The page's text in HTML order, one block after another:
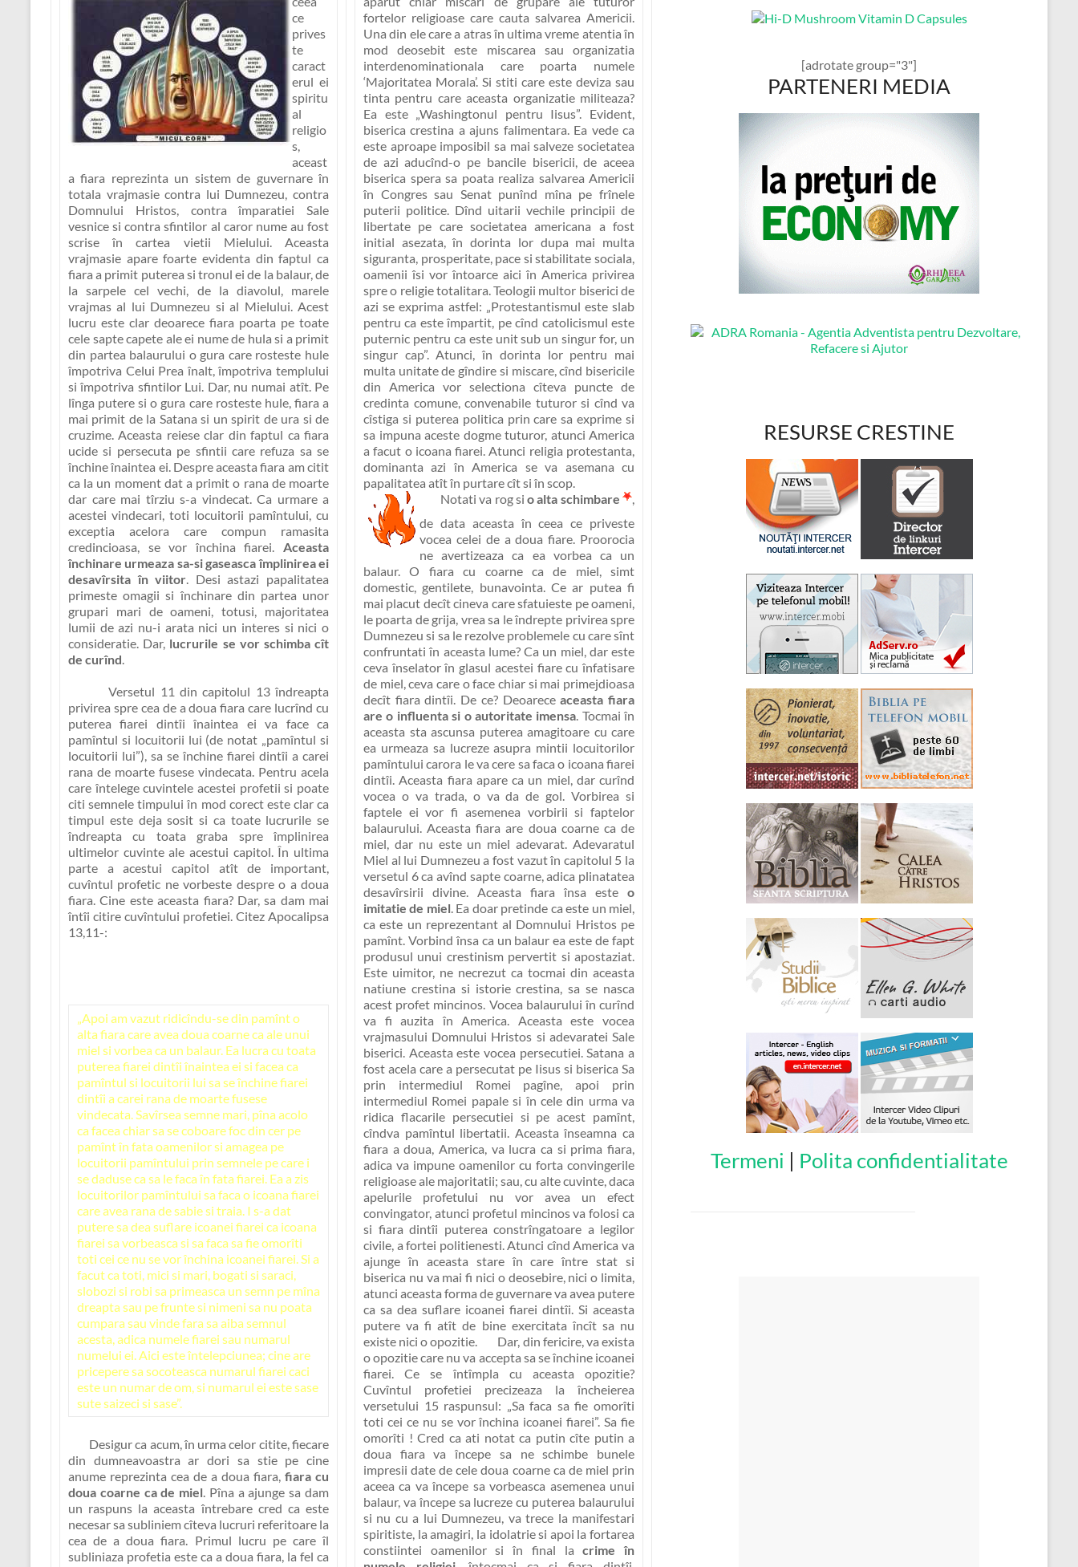
ce
prives
te
caract
erul ei
spiritu
al
religio
s,
aceast
a fiara reprezinta un sistem de guvernare în
totala vrajmasie contra lui Dumnezeu, contra
Domnului Hristos, contra împaratiei Sale
vesnice si contra sfintilor al caror nume au fost
scrise în cartea vietii Mielului. Aceasta
vrajmasie apare foarte evidenta din faptul ca
fiara a primit puterea si tronul ei de la balaur, de
la sarpele cel vechi, de la diavolul, marele
vrajmas al lui Dumnezeu si al Mielului. Acest
lucru este clar deoarece fiara poarta pe toate
cele sapte capete ale ei nume de hula si a primit
din partea balaurului o gura care rosteste hule
împotriva Celui Prea înalt, împotriva templului
si împotriva sfintilor Lui. Dar, nu numai atît. Pe
lînga putere si o gura care rosteste hule, fiara a
mai primit de la Satana si un spirit de ura si de
cruzime. Aceasta reiese clar din faptul ca fiara
ucide si persecuta pe sfintii care refuza sa se
închine înaintea ei. Despre aceasta fiara am citit
ca la un moment dat a primit o rana de moarte
dar care mai tîrziu s-a vindecat. Ca urmare a
acestei vindecari, toti locuitorii pamîntului, cu
exceptia acelora care compun ramasita
credincioasa, se vor închina fiarei. Aceasta
închinare urmeaza sa-si gaseasca împlinirea ei
desavîrsita în viitor. Desi astazi papalitatea
primeste omagii si închinare din partea unor
grupari mari de oameni, totusi, majoritatea
lumii de azi nu-i arata nici un interes si nici o
consideratie. Dar, lucrurile se vor schimba cît
de curînd.
Versetul 11 din capitolul 13 îndreapta
privirea spre cea de a doua fiara care lucrînd cu
puterea fiarei dintîi înaintea ei va face ca
pamîntul si locuitorii lui (de notat „pamîntul si
locuitorii lui”), sa se închine fiarei dintîi a carei
rana de moarte fusese vindecata. Pentru acela
care întelege cuvintele acestei profetii si poate
citi semnele timpului în mod corect este clar ca
timpul este deja sosit si ca toate lucrurile se
îndreapta cu toata graba spre împlinirea
ultimelor cuvinte ale acestui capitol. În ultima
parte a acestui capitol atît de important,
cuvîntul profetic ne vorbeste despre o a doua
fiara. Cine este aceasta fiara? Dar, sa dam mai
întîi citire cuvîntului profetiei. Citez Apocalipsa
13,11-:
„Apoi am vazut ridicîndu-se din pamînt o
alta fiara care avea doua coarne ca ale unui
miel si vorbea ca un balaur. Ea lucra cu toata
puterea fiarei dintîi înaintea ei si facea ca
pamîntul si locuitorii lui sa se închine fiarei
dintîi a carei rana de moarte fusese
vindecata. Savîrsea semne mari, pîna acolo
ca facea chiar sa se coboare foc din cer pe
pamînt în fata oamenilor si amagea pe
locuitorii pamîntului prin semnele pe care i
se daduse ca sa le faca în fata fiarei. Ea a zis
locuitorilor pamîntului sa faca o icoana fiarei
care avea rana de sabie si traia. I s-a dat
putere sa dea suflare icoanei fiarei ca icoana
fiarei sa vorbeasca si sa faca sa fie omorîti
toti cei ce nu se vor închina icoanei fiarei. Si a
facut ca toti, mici si mari, bogati si saraci,
slobozi si robi sa primeasca un semn pe mîna
dreapta sau pe frunte si nimeni sa nu poata
cumpara sau vinde fara sa aiba semnul
acesta, adica numele fiarei sau numarul
numelui ei. Aici este întelepciunea; cine are
pricepere sa socoteasca numarul fiarei caci
este un numar de om, si numarul ei este sase
sute saizeci si sase”.
Desigur ca acum, în urma celor citite, fiecare
din dumneavoastra ar dori sa stie pe cine
anume reprezinta cea de a doua fiara, fiara cu
doua coarne ca de miel. Pîna a ajunge sa dam
un raspuns la aceasta întrebare cred ca este
necesar sa subliniem cîteva lucruri referitoare la
cea de a doua fiara. Primul lucru pe care îl
subliniaza profetia este ca a doua fiara, la fel ca
fortelor religioase care cauta salvarea Americii.
Una din ele care a atras în ultima vreme atentia în
mod deosebit este miscarea sau organizatia
interdenominationala care poarta numele
‘Majoritatea Morala’. Si stiti care este deviza sau
tinta pentru care aceasta organizatie militeaza?
Ea este „Washingtonul pentru Iisus”. Evident,
biserica crestina a ajuns falimentara. Ea vede ca
este aproape imposibil sa mai salveze societatea
de azi aducînd-o pe bancile bisericii, de aceea
biserica spera sa poata realiza salvarea Americii
în Congres sau Senat punînd mîna pe frînele
puterii politice. Dînd uitarii vechile principii de
libertate pe care societatea americana a fost
initial asezata, în dorinta lor dupa mai multa
siguranta, prosperitate, pace si stabilitate sociala,
oamenii îsi vor întoarce aici în America privirea
spreo religie totalitara. Teologii multor biserici de
azi se exprima astfel: „Protestantismul este slab
pentru ca este împartit, pe cînd catolicismul este
puternic pentru ca este unit sub un singur for, un
singur cap”. Atunci, în dorinta lor pentru mai
multa unitate de gîndire si miscare, cînd bisericile
din America vor selectiona cîteva puncte de
credinta comune, convenabile tuturor si cînd va
cîstiga si puterea politica prin care sa exprime si
sa impuna aceste dogme tuturor, atunci America
a facut o icoana fiarei. Atunci religia protestanta,
dominanta azi în America se va asemana cu
papalitatea atît în purtare cît si în scop.
Notati va rog sio alta schimbare
,
de data aceasta în ceea ce priveste
vocea celei de a doua fiare. Proorocia
ne avertizeaza ca ea vorbea ca un
balaur. O fiara cu coarne ca de miel, simt
domestic, gentilete, bunavointa. Ce ar putea fi
mai placut decît cineva care sfatuieste pe oameni,
le poarta de grija, vrea sa le îndrepte privirea spre
Dumnezeu si sa le rezolve problemele cu care sînt
confruntati în aceasta lume? Ca un miel, dar este
ceva înselator în glasul acestei fiare cu înfatisare
de miel, ceva care o face chiar si mai primejdioasa
decît fiara dintîi. De ce? Deoareceaceasta fiara
are o influenta si o autoritate imensa. Tocmai în
aceasta sta ascunsa puterea amagitoare cu care
ea urmeaza sa lucreze asupra mintii locuitorilor
pamîntului carora le va cere sa faca o icoana fiarei
dintîi. Aceasta fiara apare ca un miel, dar curînd
vocea o va trada, o va da de gol. Vorbirea si
faptele ei vor fi asemenea vorbirii si faptelor
balaurului. Aceasta fiara are doua coarne ca de
miel, dar nu este un miel adevarat. Adevaratul
Miel al lui Dumnezeu a fost vazut în capitolul 5 la
versetul 6 ca avînd sapte coarne, adica plinatatea
desavîrsirii divine. Aceasta fiara însa este o
imitatie de miel. Ea doar pretinde ca este un miel,
ca este un reprezentant al Domnului Hristos pe
pamînt. Vorbind însa ca un balaur ea este de fapt
produsul unui crestinism pervertit si apostaziat.
Este uimitor, ne necrezut ca tocmai din aceasta
natiune crestina si istorie crestina, sa se nasca
acest profet mincinos. Vocea balaurului în curînd
va fi auzita în America. Aceasta este vocea
vrajmasului Domnului Hristos si adevaratei Sale
biserici. Aceasta este vocea persecutiei. Satana a
fost acela care a persecutat pe Iisus si biserica Sa
prin intermediul Romei pagîne, apoi prin
intermediul Romei papale si în cele din urma va
ridica flacarile persecutiei si pe acest pamînt,
cîndva pamîntul libertatii. Aceasta înseamna ca
fiara a doua, America, va lucra ca si prima fiara,
adica va impune oamenilor cu forta convingerile
religioase ale majoritatii; sau, cu alte cuvinte, daca
apelurile profetului nu vor avea un efect
convingator, atunci profetul mincinos va folosi ca
si fiara dintîi puterea constrîngatoare a legilor
civile, a fortei politienesti. Atunci cînd America va
ajunge în aceasta stare în care între stat si
biserica nu va mai fi nici o deosebire, nici o limita,
atunci aceasta forma de guvernare va avea putere
ca sa dea suflare icoanei fiarei dintîi. Si aceasta
putere va fi atît de bine exercitata încît sa nu
existe nici o opozitie. Dar, din fericire, va exista
o opozitie care nu va accepta sa se închine icoanei
fiarei. Ce se întîmpla cu aceasta opozitie?
Cuvîntul profetiei precizeaza la încheierea
versetului 15 raspunsul: „Sa faca sa fie omorîti
toti cei ce nu se vor închina icoanei fiarei”. Sa fie
omorîti ! Cred ca ati notat ca putin cîte putin a
doua fiara va începe sa ne schimbe bunele
impresii date de cele doua coarne ca de miel prin
aceea ca va începe sa vorbeasca asemenea unui
balaur, va începe sa lucreze cu puterea balaurului
si nu cu a lui Dumnezeu, va trece la manifestari
spiritiste, la amagiri, la idolatrie si apoi la fortarea
constiintei oamenilor si în final lacrime în
[adrotate group="3"]
PARTENERI MEDIA
RESURSE CRESTINE
Termeni | Polita confidentialitate